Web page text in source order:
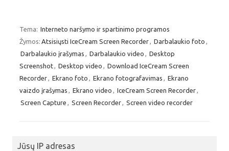
Tema: Interneto naršymo ir spartinimo programos
Žymos: Atsisiųsti IceCream Screen Recorder Darbalaukio foto
Darbalaukio įrašymas
Darbalaukio video
Desktop
Screenshot
Desktop video
Download IceCream Screen
Recorder
Ekrano foto Ekrano fotografavimas
Ekrano
vaizdo įrašymas
Ekrano video IceCream Screen Recorder
Screen Capture
Screen Recorder Screen video recorder
Jūsų IP adresas